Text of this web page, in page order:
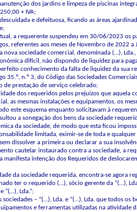
dos jardins e limpeza de piscinas
+ IVA;
e defeituosa, ficando as áreas
a requerente suspendeu em 30/06/2023 os
referentes aos meses de Novembro de 2022
sociedade comercial, denominada (…),
difícil, não dispondo de liquidez para
conhecimento da falta de liquidez da sua
35.º, n.º 3, do Código das Sociedades
prestação de serviço celebrado;
dos requeridos pelos prejuízos que aquela
as mesmas instalações e equipamentos, os
este esquema enquanto solicitavam à
a sonegação dos bens da sociedade
da sociedade, de modo que esta ficou
limitada, eximir-se de toda e
dissolver a primeira ou declarar a sua
cautelar instaurado contra a sociedade, a
intenção dos Requeridos de
da sociedade requerida, encontra-se agora
ter o requerido (…), sócio gerente da “(…),
“(…), Lda.”;
– “(…), Lda. e “(…), Lda. que todos os
e ferramentas utilizadas na